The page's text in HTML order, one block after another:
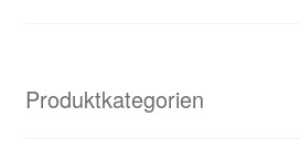
Produktkategorien